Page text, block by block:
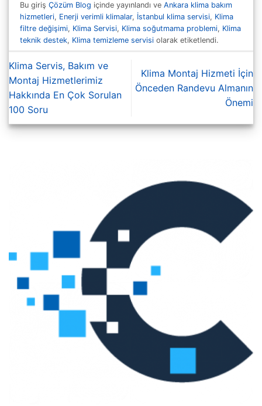
Bu girişÇözüm Blog içinde yayınlandı veAnkara klima bakım
hizmetleri, Enerji verimli klimalar, İstanbul klima servisi, Klima
filtre değişimi, Klima Servisi, Klima soğutmama problemi, Klima
teknik destek, Klima temizleme servisi olarak etiketlendi.
Klima Servis, Bakım ve
Montaj Hizmetlerimiz
Hakkında En Çok Sorulan
100 Soru
Klima Montaj Hizmeti İçin
Önceden Randevu Almanın
Önemi